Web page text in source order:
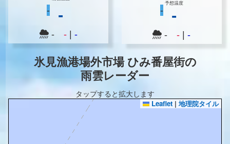
- -
- -| -
-
予想温度
-
-- |-
氷見漁港場外市場 ひみ番屋街の
雨雲レーダー
タップすると拡大します
Leaflet | 地理院タイル